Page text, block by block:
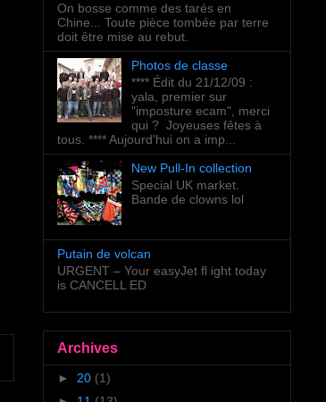
On bosse comme des tarés en
Chine... Toute pièce tombée par terre
doit être mise au rebut.
Photos de classe
**** Édit du 21/12/09 :
yala, premier sur
"imposture ecam", merci
qui ? Joyeuses fêtes à
tous. **** Aujourd'hui on a imp...
New Pull-In collection
Special UK market.
Bande de clowns lol
Putain de volcan
URGENT – Your easyJet fl ight today
is CANCELL ED
Archives
► 20 (1)